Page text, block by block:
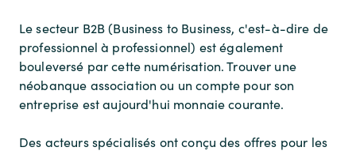
Le secteur B2B (Business to Business, c'est-à-dire de
professionnel à professionnel) est également
bouleversé par cette numérisation. Trouver une
néobanque association ou un compte pour son
entreprise est aujourd'hui monnaie courante.
Des acteurs spécialisés ont conçu des offres pour les